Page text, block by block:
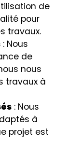
de
pour
travaux.
: Nous
de
nous
travaux à
: Nous
à
projet est